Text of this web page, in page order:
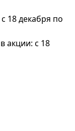
18 декабря по
акции: с 18